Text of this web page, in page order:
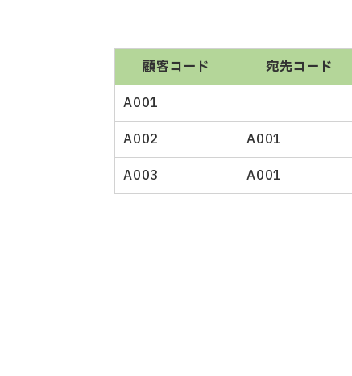
顧客コード 宛先コード
A001
A002
A001
A003
A001